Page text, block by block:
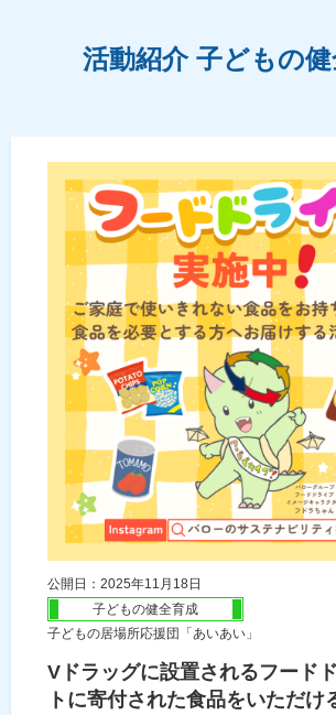
活動紹介 子どもの
公開日：2025年11月18日
子どもの健全育成
子どもの居場所応援団「あいあい」
Vドラッグに設置されるフード
トに寄付された食品をいただけ